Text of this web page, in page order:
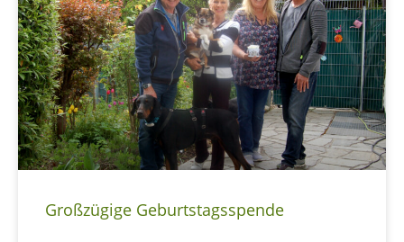
Großzügige Geburtstagsspende